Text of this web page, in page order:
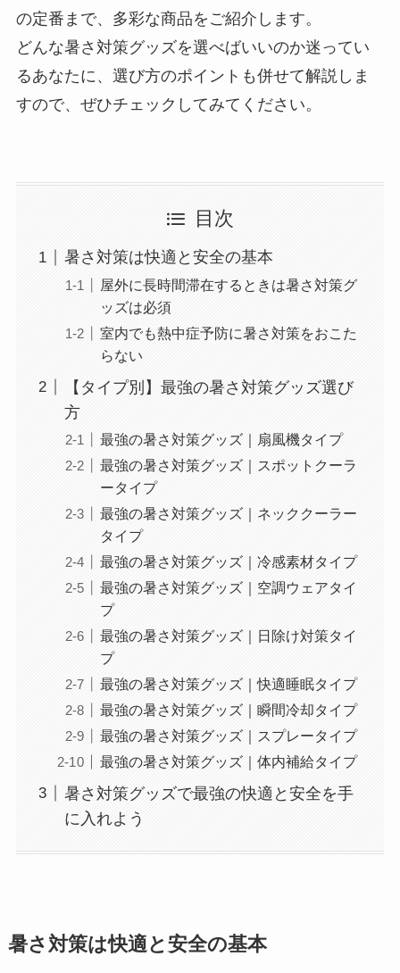
の定番まで、多彩な商品をご紹介します。
どんな暑さ対策グッズを選べばいいのか迷ってい
るあなたに、選び方のポイントも併せて解説しま
すので、ぜひチェックしてみてください。
目次
暑さ対策は快適と安全の基本
屋外に長時間滞在するときは暑さ対策グ
ッズは必須
室内でも熱中症予防に暑さ対策をおこた
らない
【タイプ別】最強の暑さ対策グッズ選び
方
最強の暑さ対策グッズ｜扇風機タイプ
最強の暑さ対策グッズ｜スポットクーラ
ータイプ
最強の暑さ対策グッズ｜ネッククーラー
タイプ
最強の暑さ対策グッズ｜冷感素材タイプ
最強の暑さ対策グッズ｜空調ウェアタイ
プ
最強の暑さ対策グッズ｜日除け対策タイ
プ
最強の暑さ対策グッズ｜快適睡眠タイプ
最強の暑さ対策グッズ｜瞬間冷却タイプ
最強の暑さ対策グッズ｜スプレータイプ
最強の暑さ対策グッズ｜体内補給タイプ
暑さ対策グッズで最強の快適と安全を手
に入れよう
暑さ対策は快適と安全の基本